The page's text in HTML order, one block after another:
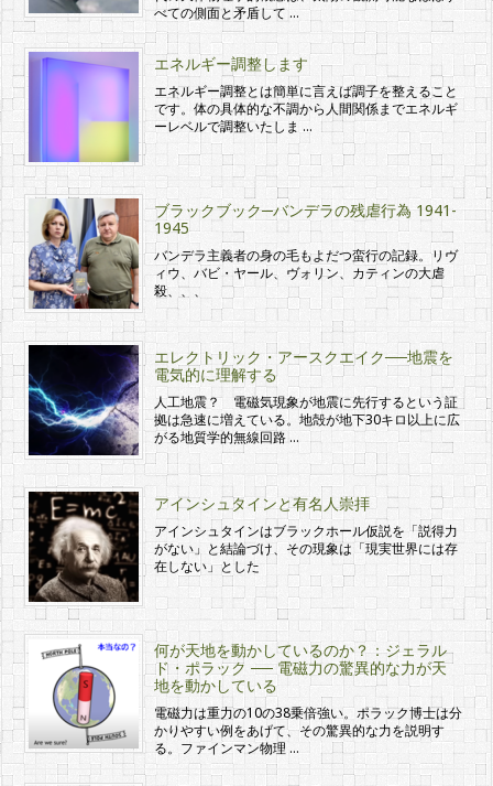
べての側面と矛盾して …
エネルギー調整します
エネルギー調整とは簡単に言えば調子を整えること
です。体の具体的な不調から人間関係までエネルギ
ーレベルで調整いたしま …
ブラックブック─バンデラの残虐行為 1941-
1945
バンデラ主義者の身の毛もよだつ蛮行の記録。リヴ
ィウ、バビ・ヤール、ヴォリン、カティンの大虐
殺、、、
エレクトリック・アースクエイク──地震を
電気的に理解する
人工地震？ 電磁気現象が地震に先行するという証
拠は急速に増えている。地殻が地下30キロ以上に広
がる地質学的無線回路 …
アインシュタインと有名人崇拝
アインシュタインはブラックホール仮説を「説得力
がない」と結論づけ、その現象は「現実世界には存
在しない」とした
何が天地を動かしているのか？：ジェラル
ド・ポラック ── 電磁力の驚異的な力が天
地を動かしている
電磁力は重力の10の38乗倍強い。ポラック博士は分
かりやすい例をあげて、その驚異的な力を説明す
る。ファインマン物理 …